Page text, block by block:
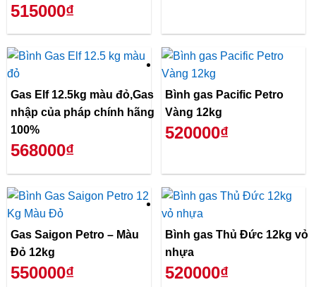
515000₫
Gas Elf 12.5kg màu đỏ,Gas
nhập của pháp chính hãng
100%
568000₫
Bình gas Pacific Petro
Vàng 12kg
520000₫
Gas Saigon Petro – Màu
Đỏ 12kg
550000₫
Bình gas Thủ Đức 12kg vỏ
nhựa
520000₫